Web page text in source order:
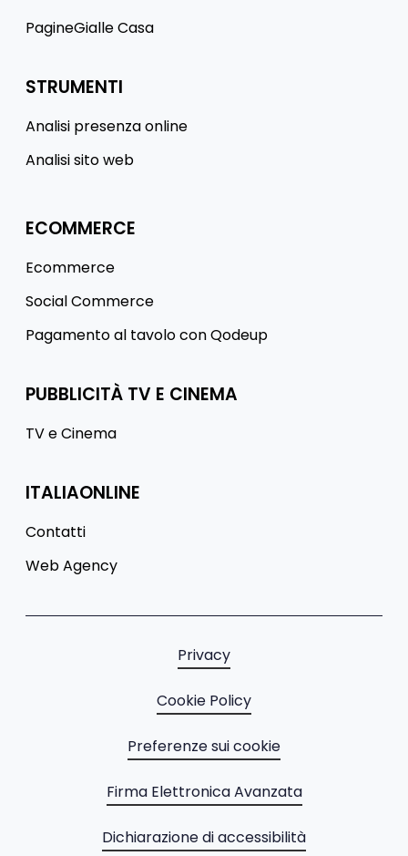
PagineGialle Casa
STRUMENTI
Analisi presenza online
Analisi sito web
ECOMMERCE
Ecommerce
Social Commerce
Pagamento al tavolo con Qodeup
PUBBLICITÀ TV E CINEMA
TV e Cinema
ITALIAONLINE
Contatti
Web Agency
Privacy
Cookie Policy
Preferenze sui cookie
Firma Elettronica Avanzata
Dichiarazione di accessibilità